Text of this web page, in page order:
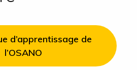
d’apprentissage de
l’OSANO